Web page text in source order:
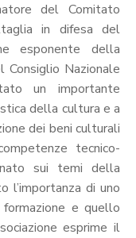
del Comitato
in difesa del
esponente della
Consiglio Nazionale
un importante
della cultura e a
dei beni culturali
tecnico-
sui temi della
l’importanza di uno
e quello
esprime il